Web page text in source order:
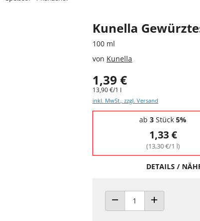
Kunella
100 ml
von Kunella
1,39 €
13,90 €/1 l
inkl. MwSt., zzgl. Versand
Staffelpreise - Mengenrabatt
ab 3 Stück 5%
1,33 €
(13,30 €/1 l)
DETAILS /
ANZAHL VERRINGERN
ANZAHL